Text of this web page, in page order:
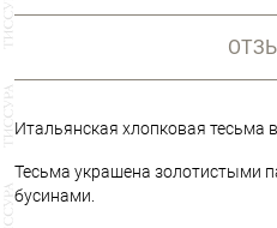
Итальянская хлопковая тесьма
Тесьма украшена золотистыми
бусинами.